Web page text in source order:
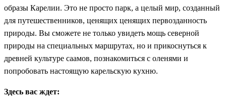
образы Карелии. Это не просто парк, а целый мир, созданный
для путешественников, ценящих ценящих первозданность
природы. Вы сможете не только увидеть мощь северной
природы на специальных маршрутах, но и прикоснуться к
древней культуре саамов, познакомиться с оленями и
попробовать настоящую карельскую кухню.
Здесь вас ждет: